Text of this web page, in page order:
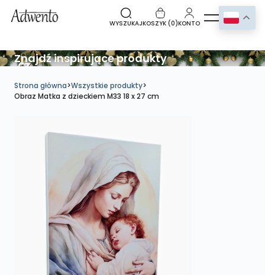
WYSZUKAJKOSZYK (0)KONTO
Znajdź inspirujące produkty
Strona główna>Wszystkie produkty>
Obraz Matka z dzieckiem M33 18 x 27 cm